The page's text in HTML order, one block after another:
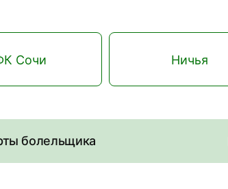
Сочи Ничья
болельщика